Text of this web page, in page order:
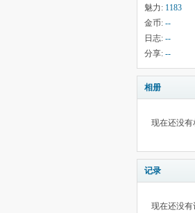
魅力: 1183
金币: --
日志: --
分享: --
相册
现在还没有
记录
现在还没有